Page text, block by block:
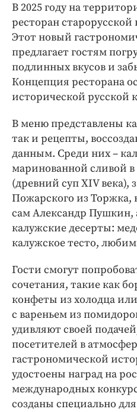
В 2025 году на
ресторан старорусской
Этот новый
предлагает гостям
подлинных вкусов и
Концепция ресторана
исторической русской
В меню представлены
так и рецепты,
данным. Среди них –
маринованной сливой в
(древний суп XIV века),
Пожарского из Торжка,
сам Александр Пушкин,
калужские десерты:
калужское тесто,
Гости смогут
сочетания, такие как
конфеты из холодца
с вареньем из
удивляют своей
посетителей в
гастрономической
удостоены наград на
международных
созданы специально